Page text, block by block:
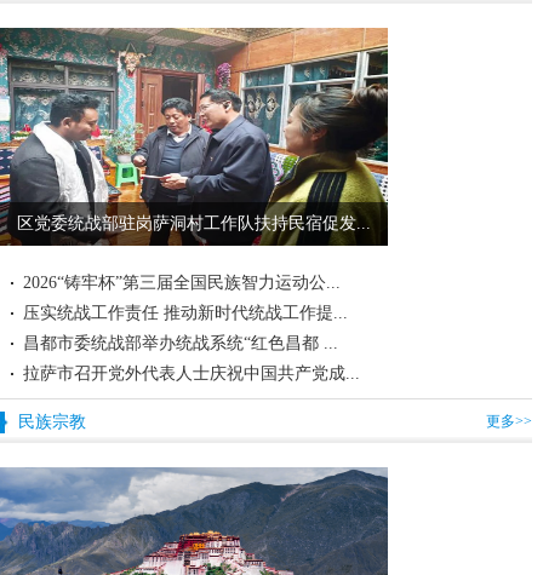
区党委统战部驻岗萨洞村工作队扶持民宿促发...
2026“铸牢杯”第三届全国民族智力运动公...
压实统战工作责任 推动新时代统战工作提...
昌都市委统战部举办统战系统“红色昌都 ...
拉萨市召开党外代表人士庆祝中国共产党成...
民族宗教 更多>>